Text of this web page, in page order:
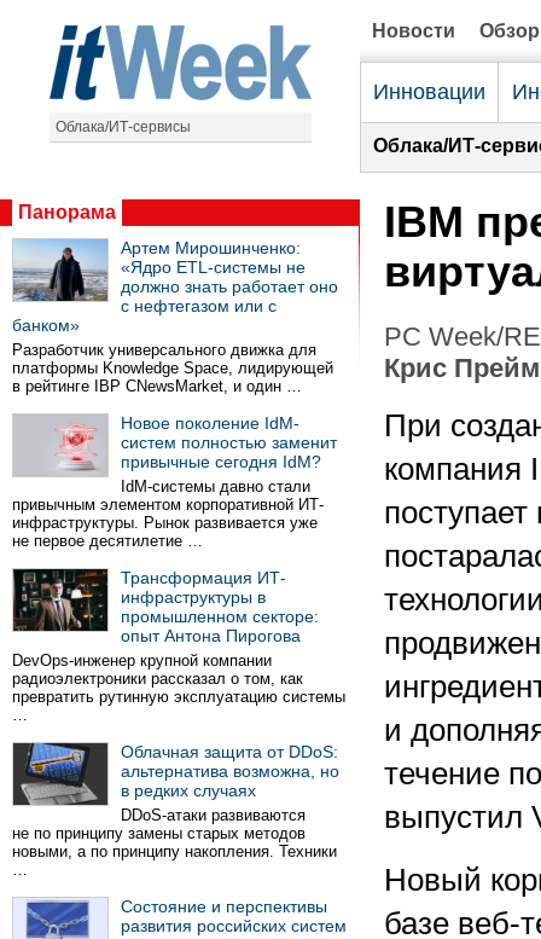
Облака/ИТ-сервисы
Новости
Инновации
Облака/ИТ-
Панорама
Артем Мирошинченко:
«Ядро ETL-системы не
должно знать работает оно
с нефтегазом или с
банком»
Разработчик универсального движка для
платформы Knowledge Space, лидирующей
в рейтинге IBP CNewsMarket, и один …
Новое поколение IdM-
систем полностью заменит
привычные сегодня IdM?
IdM-системы давно стали
привычным элементом корпоративной ИТ-
инфраструктуры. Рынок развивается уже
не первое десятилетие …
Трансформация ИТ-
инфраструктуры в
промышленном секторе:
опыт Антона Пирогова
DevOps-инженер крупной компании
радиоэлектроники рассказал о том, как
превратить рутинную эксплуатацию системы
…
Облачная защита от DDoS:
альтернатива возможна, но
в редких случаях
DDoS-атаки развиваются
не по принципу замены старых методов
новыми, а по принципу накопления. Техники
…
Состояние и перспективы
развития российских систем
IBM
PC Week/
Крис
При
компания
и
течение
выпустил
Новый
базе веб-